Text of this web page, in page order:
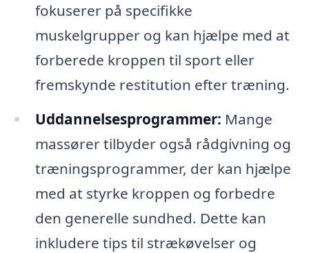
fokuserer på specifikke
muskelgrupper og kan hjælpe med at
forberede kroppen til sport eller
fremskynde restitution efter træning.
Uddannelsesprogrammer: Mange
massører tilbyder også rådgivning og
træningsprogrammer, der kan hjælpe
med at styrke kroppen og forbedre
den generelle sundhed. Dette kan
inkludere tips til strækøvelser og